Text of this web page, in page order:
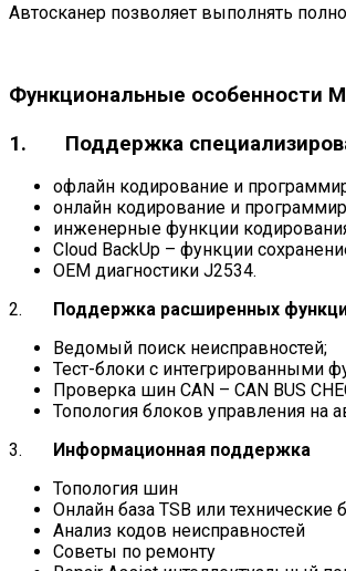
Автосканер позволяет выполнять
Функциональные особенности
1. Поддержка
офлайн кодирование и
онлайн кодирование и
инженерные функции
Cloud BackUp – функции
OEM диагностики J2534.
2.
Поддержка расширенных
Ведомый поиск неисправностей;
Тест-блоки с интегрированными
Проверка шин CAN – CAN BUS
Топология блоков управления на
3.
Информационная поддержка
Топология шин
Онлайн база TSB или технические
Анализ кодов неисправностей
Советы по ремонту